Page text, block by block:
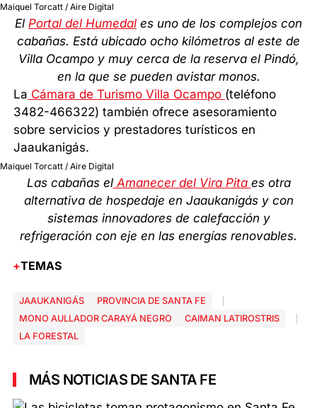
Maiquel Torcatt / Aire Digital
El Portal del Humedal es uno de los complejos con
cabañas. Está ubicado ocho kilómetros al este de
Villa Ocampo y muy cerca de la reserva el Pindó,
en la que se pueden avistar monos.
La Cámara de Turismo Villa Ocampo (teléfono
3482-466322) también ofrece asesoramiento
sobre servicios y prestadores turísticos en
Jaaukanigás.
Maiquel Torcatt / Aire Digital
Las cabañas elAmanecer del Vira Pita es otra
alternativa de hospedaje en Jaaukanigás y con
sistemas innovadores de calefacción y
refrigeración con eje en las energías renovables.
TEMAS
JAAUKANIGÁS
PROVINCIA DE SANTA FE
MONO AULLADOR CARAYÁ NEGRO
CAIMAN LATIROSTRIS
LA FORESTAL
MÁS NOTICIAS DE SANTA FE